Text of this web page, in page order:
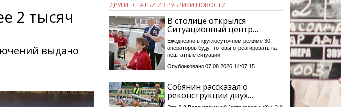
2 тысяч
выдано
ДРУГИЕ СТАТЬИ ИЗ РУБРИКИ НОВОСТИ
В столице открылся
Ситуационный центр…
Ежедневно в круглосуточном режиме 30
операторов будут готовы отреагировать на
нештатные ситуации
Опубликовано 07.08.2026 14:07:15
Собянин рассказал о
реконструкции двух…